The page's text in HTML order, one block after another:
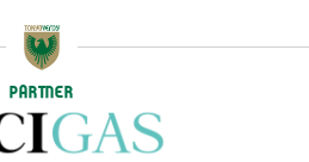
PARTNER